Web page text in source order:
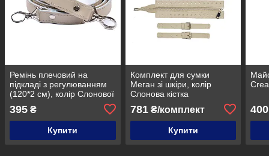
Ремінь плечовий на
підкладі з регулюванням
(120*2 см), колір Слонової
395 ₴
Купити
Комплект для сумки
Меган зі шкіри, колір
Слонова кістка
781₴/комплект
Купити
400